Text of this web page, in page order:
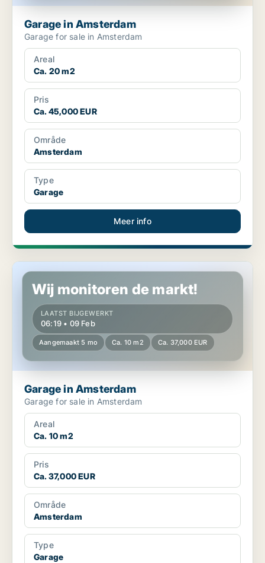
Garage in Amsterdam
Garage for sale in Amsterdam
Areal
Ca. 20 m2
Pris
Ca. 45,000 EUR
Område
Amsterdam
Type
Garage
Meer info
Garage in Amsterdam
Wij monitoren de markt!
LAATST BIJGEWERKT
06:19 • 09 Feb
Aangemaakt 5 mo Ca. 10 m2 Ca. 37,000 EUR
Garage in Amsterdam
Garage for sale in Amsterdam
Areal
Ca. 10 m2
Pris
Ca. 37,000 EUR
Område
Amsterdam
Type
Garage